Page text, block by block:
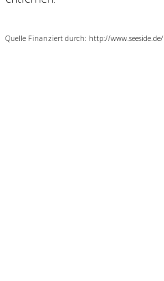
Quelle Finanziert durch: http://www.seeside.de/